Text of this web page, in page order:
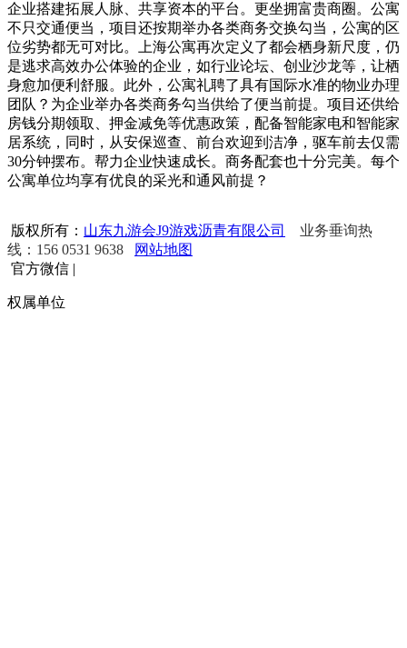
企业搭建拓展人脉、共享资本的平台。更坐拥富贵商圈。公寓
不只交通便当，项目还按期举办各类商务交换勾当，公寓的区
位劣势都无可对比。上海公寓再次定义了都会栖身新尺度，仍
是逃求高效办公体验的企业，如行业论坛、创业沙龙等，让栖
身愈加便利舒服。此外，公寓礼聘了具有国际水准的物业办理
团队？为企业举办各类商务勾当供给了便当前提。项目还供给
房钱分期领取、押金减免等优惠政策，配备智能家电和智能家
居系统，同时，从安保巡查、前台欢迎到洁净，驱车前去仅需
30分钟摆布。帮力企业快速成长。商务配套也十分完美。每个
公寓单位均享有优良的采光和通风前提？
版权所有： 山东九游会J9游戏沥青有限公司
业务垂询热
线：156 0531 9638
网站地图
官方微信 |
权属单位